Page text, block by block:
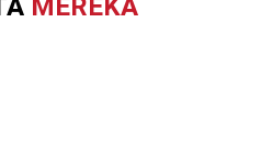
MEREKA